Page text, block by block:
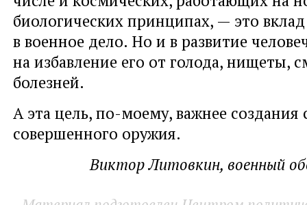
биологических принципах, — это
в военное дело. Но и в развитие
на избавление его от голода, нищеты,
болезней.
А эта цель, по-моему, важнее создания
совершенного оружия.
Виктор Литовкин, военный